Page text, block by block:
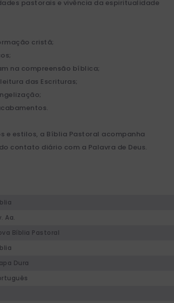
pastorais e vivência da espiritualidade
cristã;
na compreensão bíblica;
das Escrituras;
e estilos, a Bíblia Pastoral acompanha
contato diário com a Palavra de Deus.
Aa.
Bíblia Pastoral
Dura